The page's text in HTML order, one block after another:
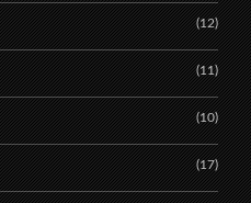
(12)
(11)
(10)
(17)